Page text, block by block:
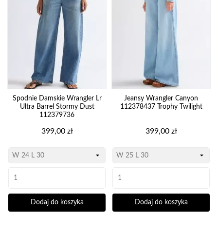
Spodnie Damskie Wrangler Lr
Ultra Barrel Stormy Dust
112379736
Cena
399,00 zł
Dodaj do koszyka
Jeansy Wrangler Canyon
112378437 Trophy Twilight
Cena
399,00 zł
Dodaj do koszyka